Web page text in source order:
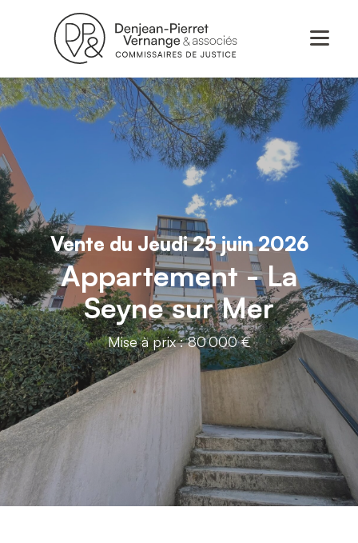
Vente du Jeudi 25 juin 2026
Appartement - La
Seyne sur Mer
Mise à prix : 80 000 €